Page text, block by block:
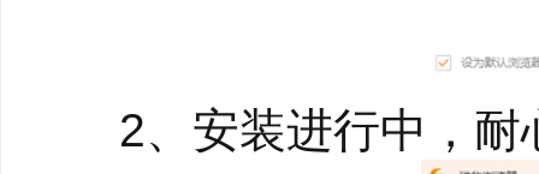
2、安装进行中，耐